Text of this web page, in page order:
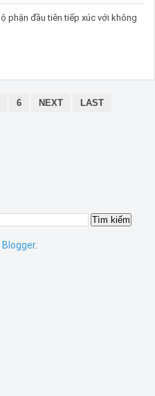
phận đầu tiên tiếp xúc với không
6 NEXT LAST
Blogger.